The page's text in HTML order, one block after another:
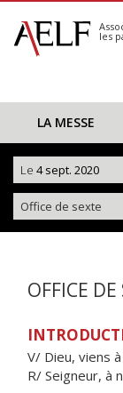
S'abonner
Calendrier
les
LA MESSE
Le 4 sept. 2020
Office de sexte
OFFICE DE
V/ Dieu, viens
R/ Seigneur, à